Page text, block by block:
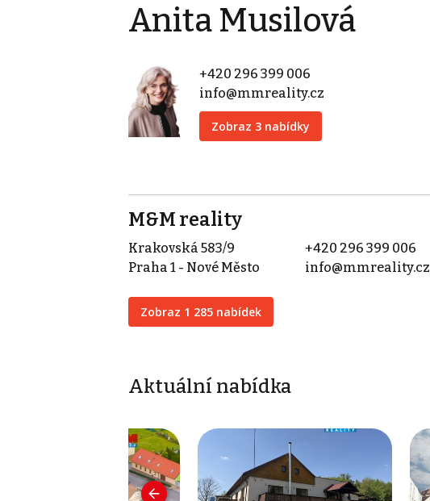
Anita Musilová
+420 296 399 006
info@mmreality.cz
Zobraz 3 nabídky
M&M reality
Krakovská 583/9
Praha 1 - Nové Město
Zobraz 1 285 nabídek
+420 296 399 006
info@mmreality.cz
Aktuální nabídka